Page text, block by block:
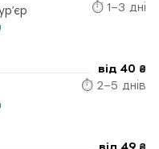
⏱ 1–3 дні
від 40 ₴
⏱ 2–5 днів